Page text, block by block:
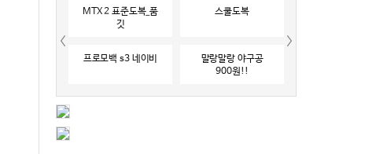
MTX 2 표준도복_품
깃
스쿨도복
프로모백 s3 네이비
말랑말랑 야구공
900원!!